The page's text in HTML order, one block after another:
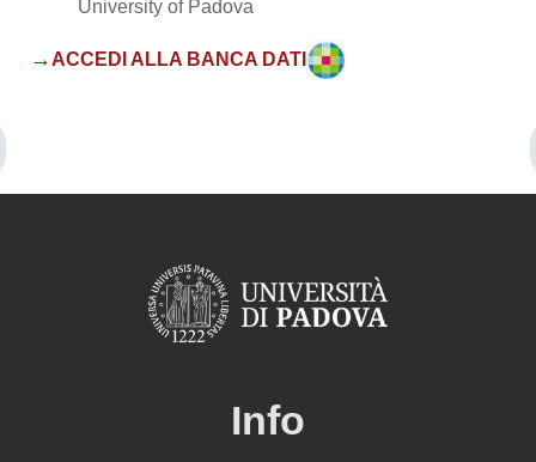
University of Padova
→ ACCEDI ALLA BANCA DATI
Info